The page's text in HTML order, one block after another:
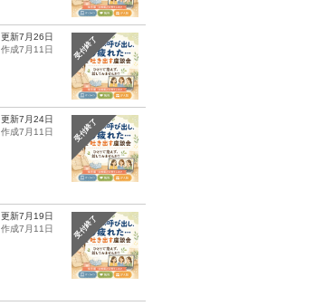
受付終了
更新7月26日
作成7月11日
受付終了
更新7月24日
作成7月11日
受付終了
更新7月19日
作成7月11日